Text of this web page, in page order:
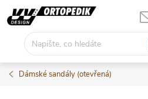
Přejít
na
Dámské sandály (otevřená)